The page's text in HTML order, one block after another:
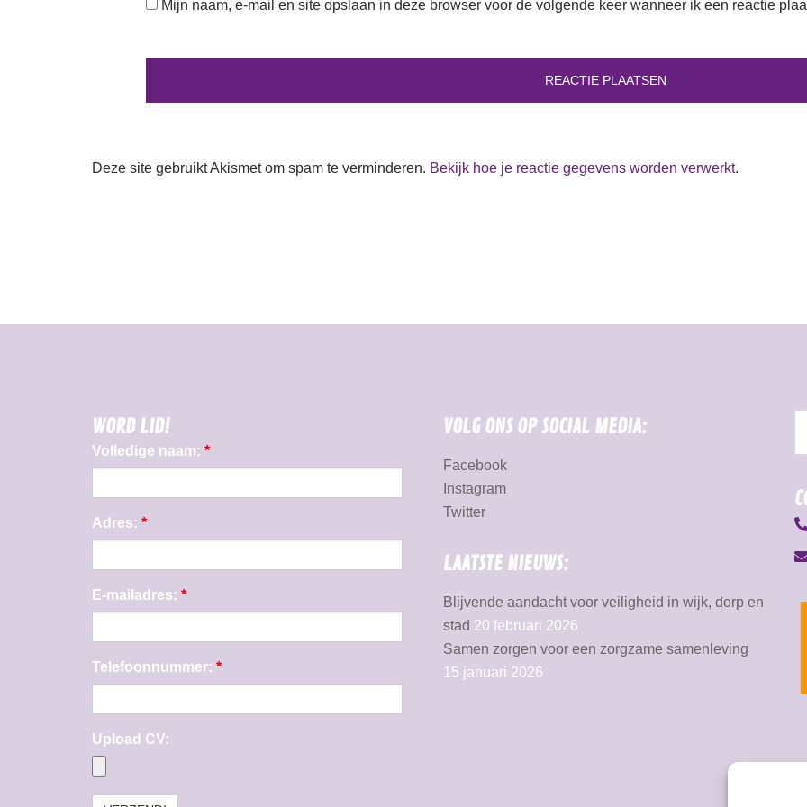
Mijn naam, e-mail en site opslaan in deze browser voor de volgende keer wanneer ik een reactie
Deze site gebruikt Akismet om spam te verminderen. Bekijk hoe je reactie gegevens worden verwerkt.
WORD LID!
Volledige naam: *
Adres: *
E-mailadres: *
Telefoonnummer: *
Upload CV:
VOLG ONS OP SOCIAL MEDIA:
Facebook
Instagram
Twitter
LAATSTE NIEUWS:
Blijvende aandacht voor veiligheid in wijk, dorp en
stad 20 februari 2026
Samen zorgen voor een zorgzame samenleving
15 januari 2026